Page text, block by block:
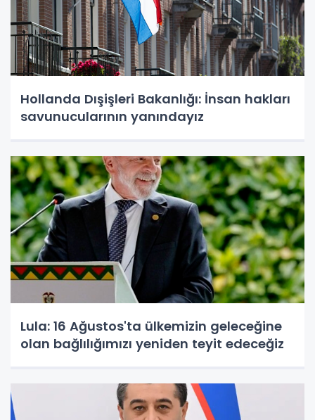
Hollanda Dışişleri Bakanlığı: İnsan hakları
savunucularının yanındayız
Lula: 16 Ağustos'ta ülkemizin geleceğine
olan bağlılığımızı yeniden teyit edeceğiz